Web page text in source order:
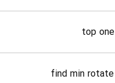
top one
find min rotate